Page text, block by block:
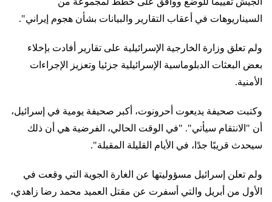
السيناريوهات في أعقاب التقارير والبيانات بشأن هجوم إيراني".
ولم تعلق وزارة الخارجية الإسرائيلية على تقارير أفادت بإخلاء
بعض البعثات الدبلوماسية الإسرائيلية جزئيا وتعزيز الإجراءات
الأمنية.
وكتبت صحيفة يديعوت أحرونوت، أكبر صحيفة يومية في إسرائيل،
أن "الانتقام سيأتي". "في الوقت الحالي، الفرضية هي أن ذلك
سيحدث قريبًا جدًا، في الأيام القليلة المقبلة".
ولم تعلن إسرائيل مسؤوليتها عن الغارة الجوية التي وقعت في
الأول من أبريل والتي أسفرت عن مقتل العميد محمد رضا زاهدي،